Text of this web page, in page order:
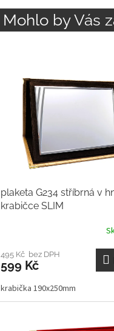
Mohlo by Vás
plaketa G234 stříbrná v
krabičce SLIM
495 Kč bez DPH
599 Kč
krabička 190x250mm